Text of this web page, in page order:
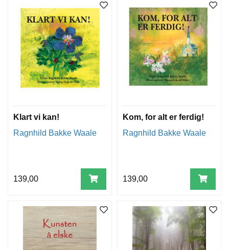
Klart vi kan!
Ragnhild Bakke Waale
139,00
Kom, for alt er ferdig!
Ragnhild Bakke Waale
139,00